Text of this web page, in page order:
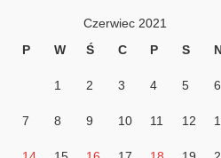
Czerwiec 2021
P
W Ś C P S
1 2 3 4 5 6
7 8 9 10 11 12